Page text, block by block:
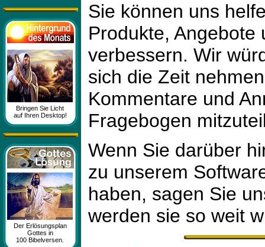
Bringen Sie Licht
auf Ihren Desktop!
Der Erlösungsplan
Gottes in
100 Bibelversen.
Sie können uns
Produkte, Angebote
verbessern. Wir
sich die Zeit
Kommentare und
Fragebogen
Wenn Sie darüber
zu unserem
haben, sagen Sie
werden sie so weit